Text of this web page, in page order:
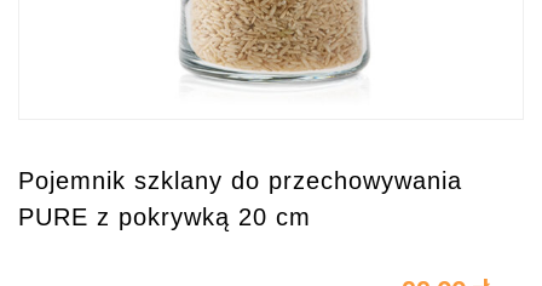
Pojemnik szklany do przechowywania
PURE z pokrywką 20 cm